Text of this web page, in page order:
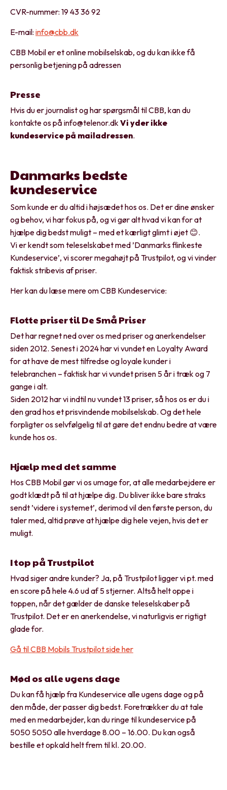
CVR-nummer: 19 43 36 92
E-mail: info@cbb.dk
CBB Mobil er et online mobilselskab, og du kan ikke få
personlig betjening på adressen
Presse
Hvis du er journalist og har spørgsmål til CBB, kan du
kontakte os på info@telenor.dkVi yder ikke
kundeservice på mailadressen.
Danmarks bedste
kundeservice
Som kunde er du altid i højsædet hos os. Det er dine ønsker
og behov, vi har fokus på, og vi gør alt hvad vi kan for at
hjælpe dig bedst muligt – med et kærligt glimt i øjet 😊.
Vi er kendt som teleselskabet med ’Danmarks flinkeste
Kundeservice’, vi scorer megahøjt på Trustpilot, og vi vinder
faktisk stribevis af priser.
Her kan du læse mere om CBB Kundeservice:
Flotte priser til De Små Priser
Det har regnet ned over os med priser og anerkendelser
siden 2012. Senest i 2024 har vi vundet en Loyalty Award
for at have de mest tilfredse og loyale kunder i
telebranchen – faktisk har vi vundet prisen 5 år i træk og 7
gange i alt.
Siden 2012 har vi indtil nu vundet 13 priser, så hos os er du i
den grad hos et prisvindende mobilselskab. Og det hele
forpligter os selvfølgelig til at gøre det endnu bedre at være
kunde hos os.
Hjælp med det samme
Hos CBB Mobil gør vi os umage for, at alle medarbejdere er
godt klædt på til at hjælpe dig. Du bliver ikke bare straks
sendt ’videre i systemet’, derimod vil den første person, du
taler med, altid prøve at hjælpe dig hele vejen, hvis det er
muligt.
I top på Trustpilot
Hvad siger andre kunder? Ja, på Trustpilot ligger vi pt. med
en score på hele 4.6 ud af 5 stjerner. Altså helt oppe i
toppen, når det gælder de danske teleselskaber på
Trustpilot. Det er en anerkendelse, vi naturligvis er rigtigt
glade for.
Gå til CBB Mobils Trustpilot side her
Mød os alle ugens dage
Du kan få hjælp fra Kundeservice alle ugens dage og på
den måde, der passer dig bedst. Foretrækker du at tale
med en medarbejder, kan du ringe til kundeservice på
5050 5050 alle hverdage 8.00 – 16.00. Du kan også
bestille et opkald helt frem til kl. 20.00.